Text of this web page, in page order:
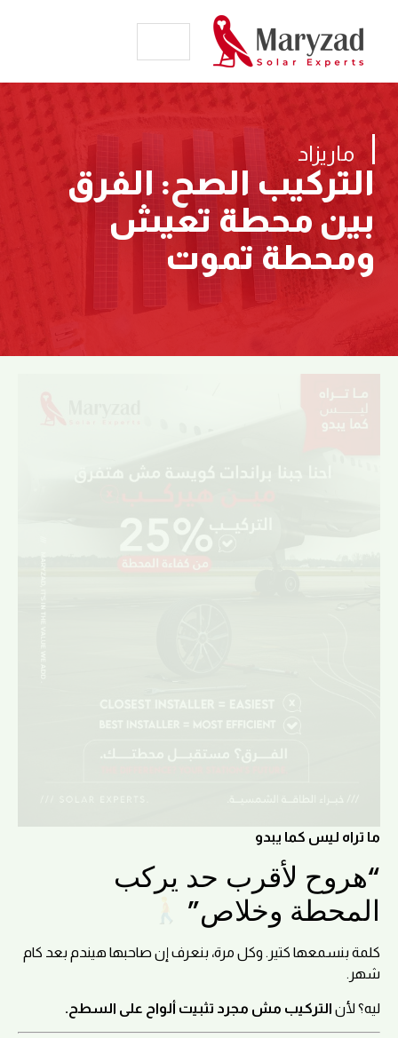
ماريزاد
التركيب الصح: الفرق
بين محطة تعيش
ومحطة تموت
ما تراه ليس كما يبدو
“هروح لأقرب حد يركب
المحطة وخلاص”
كلمة بنسمعها كتير. وكل مرة، بنعرف إن صاحبها هيندم بعد كام
شهر.
ليه؟ لأن التركيب مش مجرد تثبيت ألواح على السطح.